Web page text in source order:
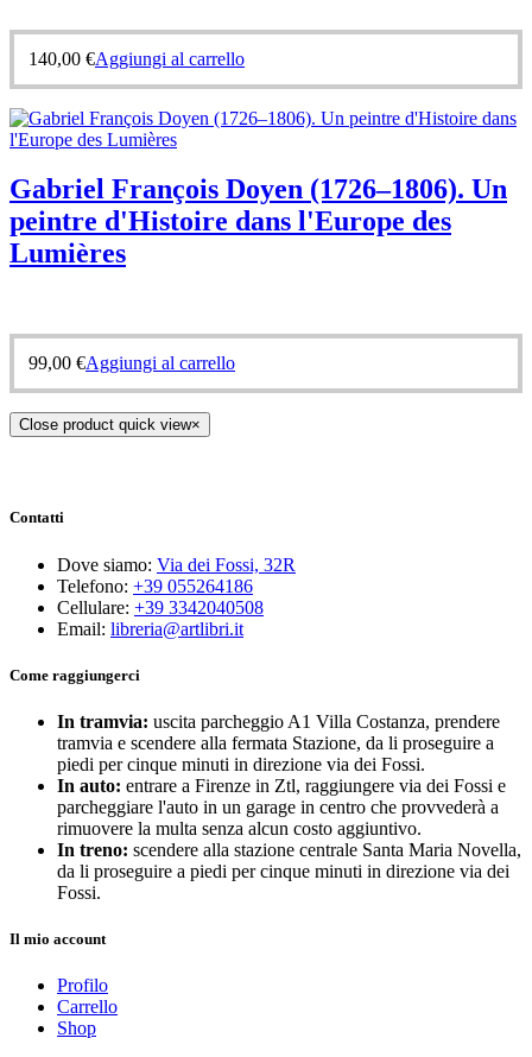
140,00 €Aggiungi al carrello
Gabriel François Doyen (1726–1806). Un
peintre d'Histoire dans l'Europe des
Lumières
99,00 €Aggiungi al carrello
Close product quick view×
Contatti
Dove siamo: Via dei Fossi, 32R
Telefono: +39 055264186
Cellulare: +39 3342040508
Email: libreria@artlibri.it
Come raggiungerci
In tramvia: uscita parcheggio A1 Villa Costanza, prendere
tramvia e scendere alla fermata Stazione, da li proseguire a
piedi per cinque minuti in direzione via dei Fossi.
In auto: entrare a Firenze in Ztl, raggiungere via dei Fossi e
parcheggiare l'auto in un garage in centro che provvederà a
rimuovere la multa senza alcun costo aggiuntivo.
In treno: scendere alla stazione centrale Santa Maria Novella,
da li proseguire a piedi per cinque minuti in direzione via dei
Fossi.
Il mio account
Profilo
Carrello
Shop